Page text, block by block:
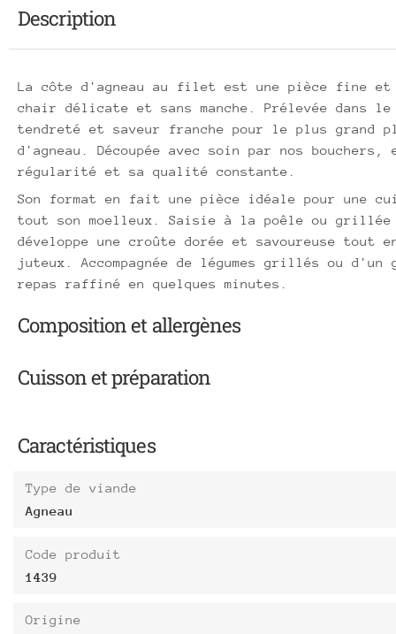
Description
La côte d'agneau au filet est une pièce fine
chair délicate et sans manche. Prélevée
tendreté et saveur franche pour le plus grand
d'agneau. Découpée avec soin par nos
régularité et sa qualité constante.
Son format en fait une pièce idéale pour une
tout son moelleux. Saisie à la poêle ou grillée
développe une croûte dorée et savoureuse tout
juteux. Accompagnée de légumes grillés ou
repas raffiné en quelques minutes.
Composition et allergènes
Cuisson et préparation
Caractéristiques
Type de viande
Agneau
Code produit
1439
Origine